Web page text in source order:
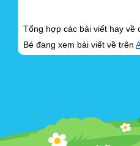
Tổng hợp các bài viết hay
Bé đang xem bài viết về trên